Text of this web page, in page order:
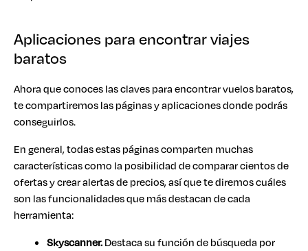
Aplicaciones para encontrar viajes
baratos
Ahora que conoces las claves para encontrar vuelos baratos,
te compartiremos las páginas y aplicaciones donde podrás
conseguirlos.
En general, todas estas páginas comparten muchas
características como la posibilidad de comparar cientos de
ofertas y crear alertas de precios, así que te diremos cuáles
son las funcionalidades que más destacan de cada
herramienta:
Skyscanner.Destaca su función de búsqueda por